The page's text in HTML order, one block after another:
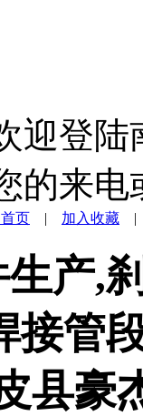
迎登
的来电
页 | 加入收藏 |
生产,
接管
县豪